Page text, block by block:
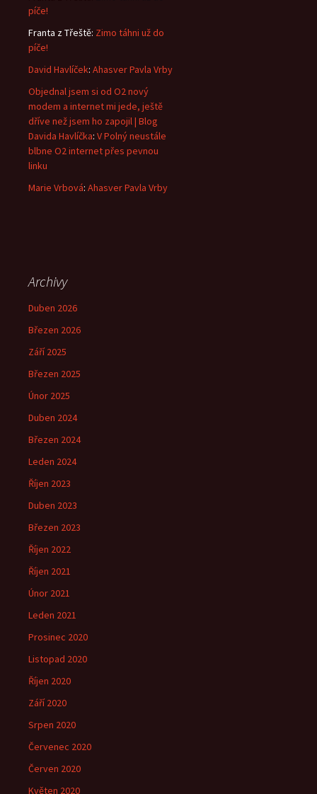
píče!
Franta z Třeště: Zimo táhni už do
píče!
David Havlíček: Ahasver Pavla Vrby
Objednal jsem si od O2 nový
modem a internet mi jede, ještě
dříve než jsem ho zapojil | Blog
Davida Havlíčka: V Polný neustále
blbne O2 internet přes pevnou
linku
Marie Vrbová: Ahasver Pavla Vrby
Archivy
Duben 2026
Březen 2026
Září 2025
Březen 2025
Únor 2025
Duben 2024
Březen 2024
Leden 2024
Říjen 2023
Duben 2023
Březen 2023
Říjen 2022
Říjen 2021
Únor 2021
Leden 2021
Prosinec 2020
Listopad 2020
Říjen 2020
Září 2020
Srpen 2020
Červenec 2020
Červen 2020
Květen 2020